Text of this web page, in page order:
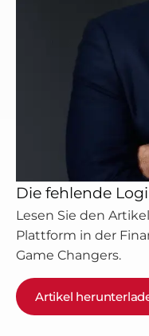
Die fehlende
Lesen Sie den
Plattform in der
Game Changers.
Artikel